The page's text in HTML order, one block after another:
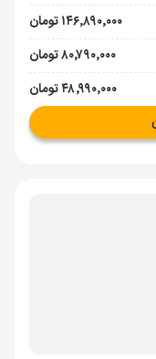
۱۴۶٬۸۹۰٬۰۰۰ تومان
۸۰٬۷۹۰٬۰۰۰ تومان
۴۸٬۹۹۰٬۰۰۰ تومان